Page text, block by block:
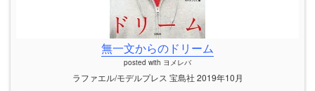
無一文からのドリーム
posted with ヨメレバ
ラファエル/モデルプレス 宝島社 2019年10月